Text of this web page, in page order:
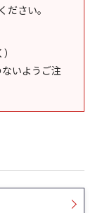
ださい。
いようご注